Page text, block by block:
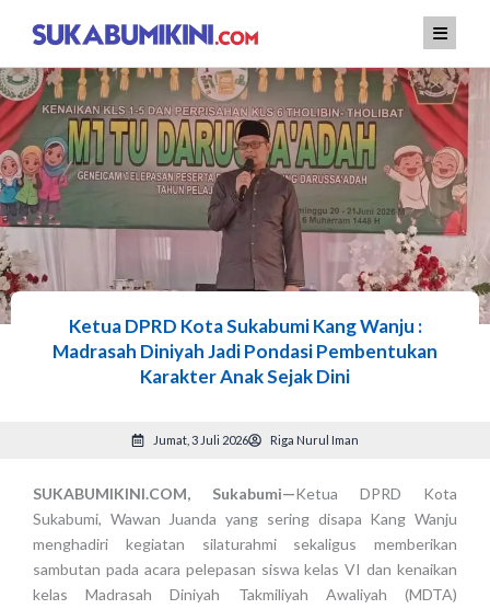
konten
Ketua DPRD Kota Sukabumi Kang Wanju :
Madrasah Diniyah Jadi Pondasi Pembentukan
Karakter Anak Sejak Dini
Jumat, 3 Juli 2026 Riga Nurul Iman
SUKABUMIKINI.COM, Sukabumi—Ketua DPRD Kota
Sukabumi, Wawan Juanda yang sering disapa Kang Wanju
menghadiri kegiatan silaturahmi sekaligus memberikan
sambutan pada acara pelepasan siswa kelas VI dan kenaikan
kelas Madrasah Diniyah Takmiliyah Awaliyah (MDTA)